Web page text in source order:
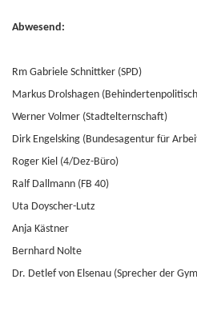
Abwesend:
Rm Gabriele Schnittker (SPD)
Markus Drolshagen
Werner Volmer (Stadtelternschaft)
Dirk Engelsking (Bundesagentur für
Roger Kiel (4/Dez-Büro)
Ralf Dallmann (FB 40)
Uta Doyscher-Lutz
Anja Kästner
Bernhard Nolte
Dr. Detlef von Elsenau (Sprecher der